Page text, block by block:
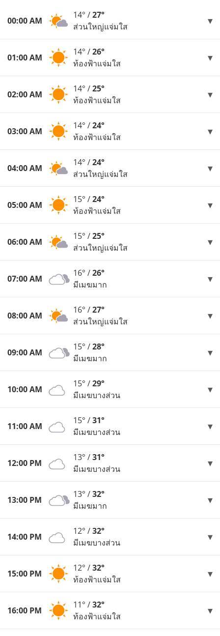
00:00 AM
14° /27°
ส่วนใหญ่แจ่มใส
01:00 AM
14° /26°
ท้องฟ้าแจ่มใส
02:00 AM
14° /25°
ท้องฟ้าแจ่มใส
03:00 AM
14° /24°
ท้องฟ้าแจ่มใส
04:00 AM
14° /24°
ส่วนใหญ่แจ่มใส
05:00 AM
15° /24°
ท้องฟ้าแจ่มใส
06:00 AM
15° /25°
ส่วนใหญ่แจ่มใส
07:00 AM
16° /26°
มีเมฆมาก
08:00 AM
16° /27°
ส่วนใหญ่แจ่มใส
09:00 AM
15° /28°
มีเมฆมาก
10:00 AM
15° /29°
มีเมฆบางส่วน
11:00 AM
15° /31°
มีเมฆบางส่วน
12:00 PM
13° /31°
มีเมฆบางส่วน
13:00 PM
13° /32°
มีเมฆมาก
14:00 PM
12° /32°
มีเมฆบางส่วน
15:00 PM
12° /32°
ท้องฟ้าแจ่มใส
16:00 PM
11° /32°
ท้องฟ้าแจ่มใส